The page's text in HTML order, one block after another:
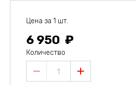
Цена за 1 шт.
6 950
Количество
1